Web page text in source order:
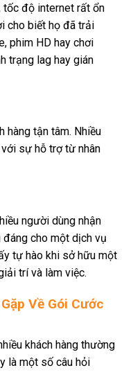
tốc độ internet rất ổn
cho biết họ đã trải
phim HD hay chơi
trạng lag hay gián
hàng tận tâm. Nhiều
sự hỗ trợ từ nhân
người dùng nhận
cho một dịch vụ
tự hào khi sở hữu một
trí và làm việc.
Về Gói Cước
khách hàng thường
là một số câu hỏi